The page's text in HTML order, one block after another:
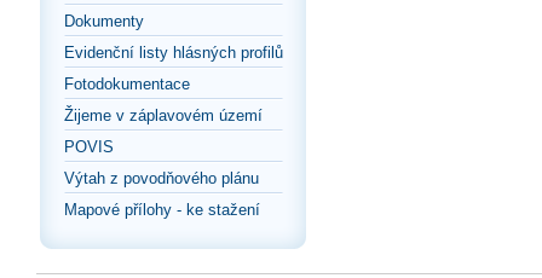
Dokumenty
Evidenční listy hlásných profilů
Fotodokumentace
Žijeme v záplavovém území
POVIS
Výtah z povodňového plánu
Mapové přílohy - ke stažení